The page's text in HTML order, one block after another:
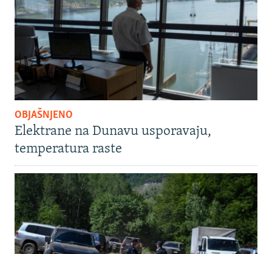
OBJAŠNJENO
Elektrane na Dunavu usporavaju,
temperatura raste